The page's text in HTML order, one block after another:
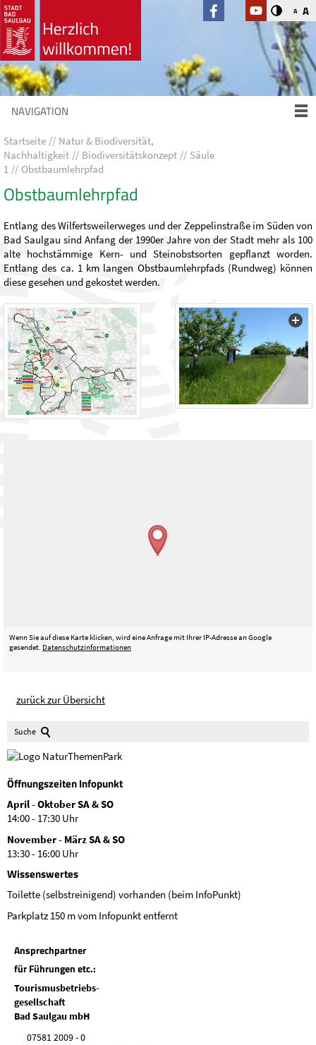
A A
NAVIGATION
Startseite
Natur & Biodiversität,
Nachhaltigkeit
Biodiversitätskonzept
Säule
1
Obstbaumlehrpfad
Obstbaumlehrpfad
Entlang des Wilfertsweilerweges und der Zeppelinstraße im Süden von
Bad Saulgau sind Anfang der 1990er Jahre von der Stadt mehr als 100
alte hochstämmige Kern- und Steinobstsorten gepflanzt worden.
Entlang des ca. 1 km langen Obstbaumlehrpfads (Rundweg) können
diese gesehen und gekostet werden.
Wenn Sie auf diese Karte klicken, wird eine Anfrage mit Ihrer IP-Adresse an Google
gesendet. Datenschutzinformationen
zurück zur Übersicht
Suche
Öffnungszeiten Infopunkt
April - Oktober SA & SO
14:00 - 17:30 Uhr
November - März SA & SO
13:30 - 16:00 Uhr
Wissenswertes
Toilette (selbstreinigend) vorhanden (beim InfoPunkt)
Parkplatz 150 m vom Infopunkt entfernt
Ansprechpartner
für Führungen etc.:
Tourismusbetriebs-
gesellschaft
Bad Saulgau mbH
07581 2009 - 0